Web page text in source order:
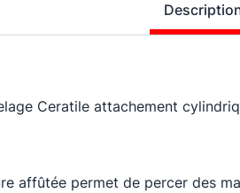
Ceratile attachement
affûtée permet de percer des